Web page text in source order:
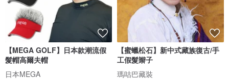
【MEGA GOLF】日本款潮流假
髮帽高爾夫帽
日本MEGA
【蜜蠟松石】新中式藏族復古/手
工假髮辮子
瑪咕巴藏裝